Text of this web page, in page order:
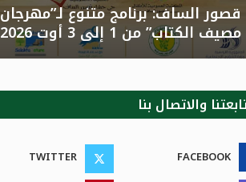
قصور الساف: برنامج متنوع لـ”مهرجان
مصيف الكتاب” من 1 إلى 3 أوت 2026
والاتصال بنا
FACEBOOK
TWITTER